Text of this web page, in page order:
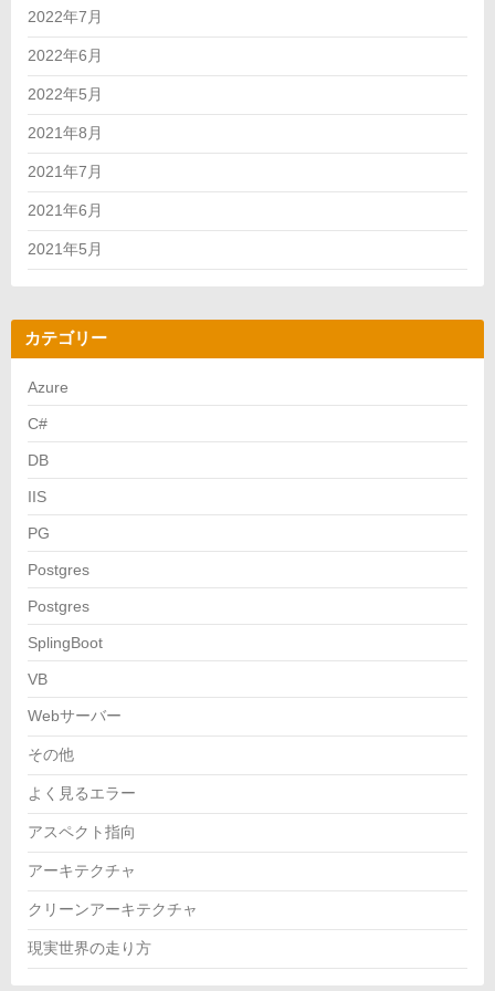
2022年7月
2022年6月
2022年5月
2021年8月
2021年7月
2021年6月
2021年5月
カテゴリー
Azure
C#
DB
IIS
PG
Postgres
Postgres
SplingBoot
VB
Webサーバー
その他
よく見るエラー
アスペクト指向
アーキテクチャ
クリーンアーキテクチャ
現実世界の走り方